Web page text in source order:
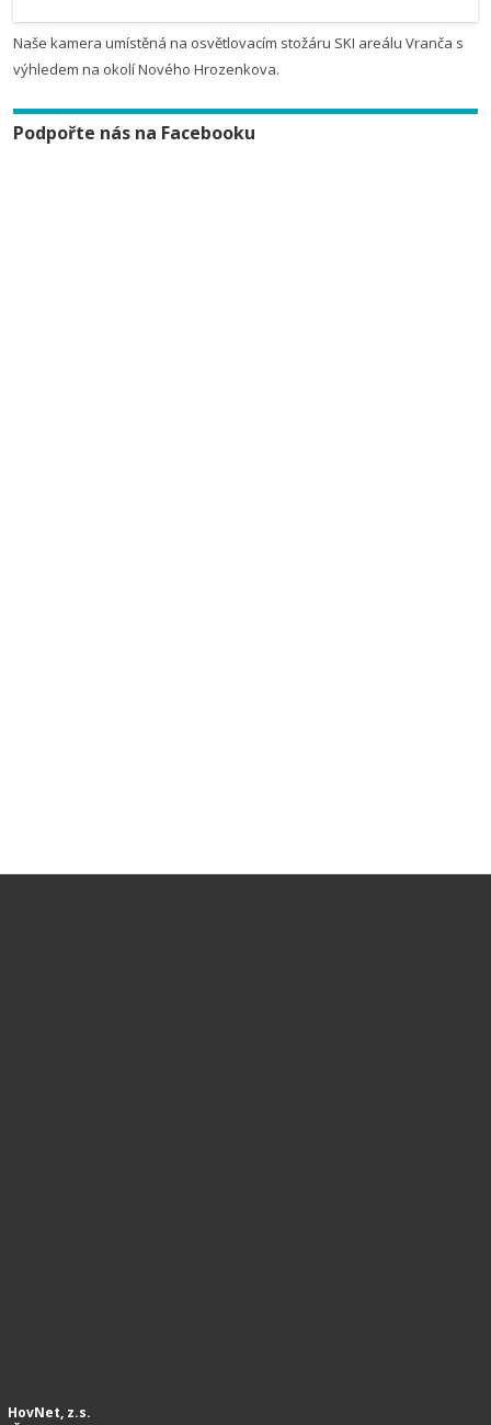
Naše kamera umístěná na osvětlovacím stožáru SKI areálu Vranča s
výhledem na okolí Nového Hrozenkova.
Podpořte nás na Facebooku
HovNet, z.s.